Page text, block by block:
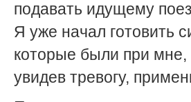
подавать идущему
Я уже начал готовить
которые были при мне,
увидев тревогу,